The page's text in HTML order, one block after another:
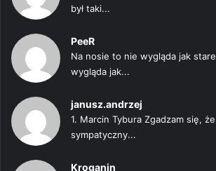
był taki...
PeeR
Na nosie to nie wygląda jak
wygląda jak...
janusz.andrzej
1. Marcin Tybura Zgadzam się,
sympatyczny...
Kroganin